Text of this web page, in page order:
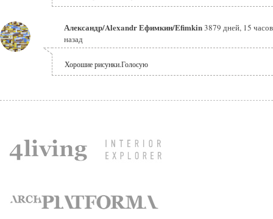
Александр/Alexandr Ефимкин/Efimkin3879 дней, 15
назад
Хорошие рисунки.Голосую